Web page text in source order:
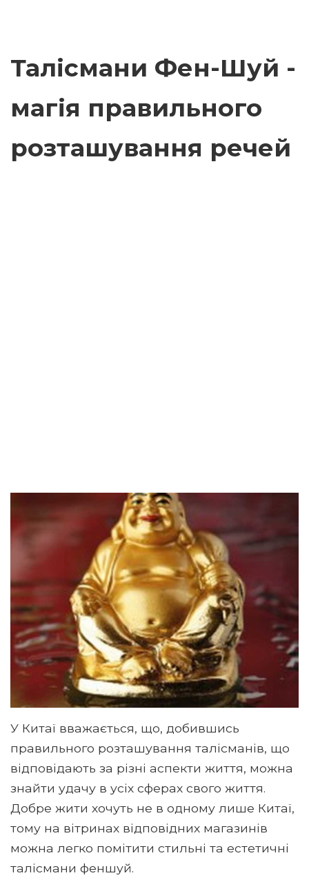
Талісмани Фен-Шуй -
магія правильного
розташування речей
У Китаї вважається, що, добившись
правильного розташування талісманів, що
відповідають за різні аспекти життя, можна
знайти удачу в усіх сферах свого життя.
Добре жити хочуть не в одному лише Китаї,
тому на вітринах відповідних магазинів
можна легко помітити стильні та естетичні
талісмани феншуй.